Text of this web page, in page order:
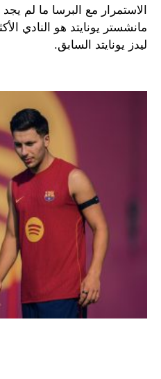
الاستمرار مع البرسا ما لم
مانشستر يونايتد هو النادي
ليدز يونايتد السابق.